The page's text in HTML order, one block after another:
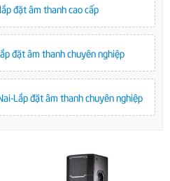
đặt âm thanh cao cấp
đặt âm thanh chuyên nghiệp
Lắp đặt âm thanh chuyên nghiệp